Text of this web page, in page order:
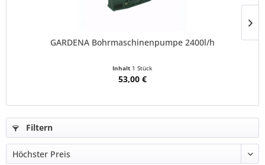
GARDENA Bohrmaschinenpumpe 2400l/h
Inhalt 1 Stück
53,00 €
Filtern